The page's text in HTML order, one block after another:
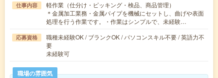
仕事内容
軽作業（仕分け・ピッキング・検品、商品管理）
＊金属加工業務・金属パイプを機械にセットし、曲げや表面
処理を行う作業です。・作業はシンプルで、未経験…
応募資格
職種未経験OK / ブランクOK / パソコンスキル不要 / 英語力不
要
未経験可
職場の雰囲気